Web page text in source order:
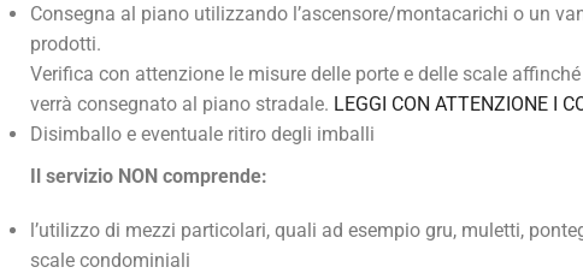
Consegna al piano utilizzando l’ascensore/montacarichi o un
prodotti.
Verifica con attenzione le misure delle porte e delle scale
verrà consegnato al piano stradale. LEGGI CON ATTENZIONE I
Disimballo e eventuale ritiro degli imballi
Il servizio NON comprende:
l’utilizzo di mezzi particolari, quali ad esempio gru, muletti,
scale condominiali